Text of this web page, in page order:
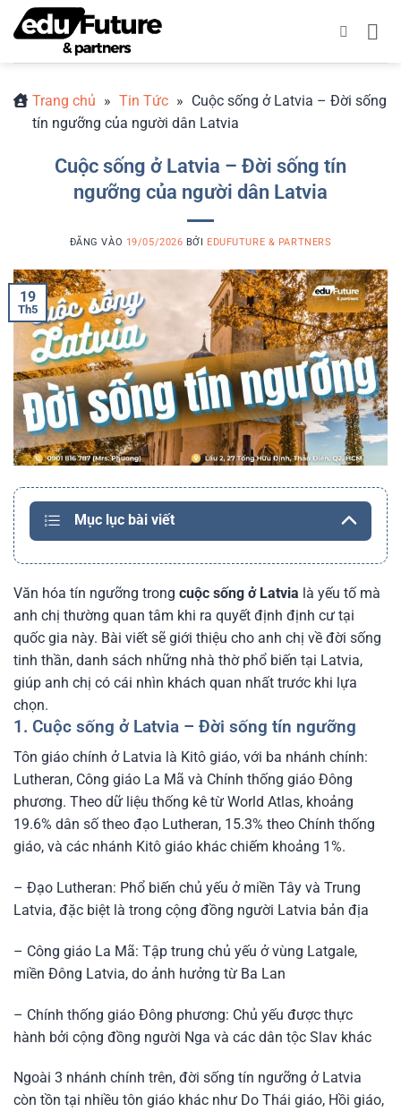
qua
Trang chủ » Tin Tức » Cuộc sống ở Latvia – Đời sống
tín ngưỡng của người dân Latvia
Cuộc sống ở Latvia – Đời sống tín
ngưỡng của người dân Latvia
ĐĂNG VÀO 19/05/2026 BỞI EDUFUTURE & PARTNERS
19
Th5
Mục lục bài viết
Văn hóa tín ngưỡng trong cuộc sống ở Latvia là yếu tố mà
anh chị thường quan tâm khi ra quyết định định cư tại
quốc gia này. Bài viết sẽ giới thiệu cho anh chị về đời sống
tinh thần, danh sách những nhà thờ phổ biến tại Latvia,
giúp anh chị có cái nhìn khách quan nhất trước khi lựa
chọn.
1. Cuộc sống ở Latvia – Đời sống tín ngưỡng
Tôn giáo chính ở Latvia là Kitô giáo, với ba nhánh chính:
Lutheran, Công giáo La Mã và Chính thống giáo Đông
phương. Theo dữ liệu thống kê từ World Atlas, khoảng
19.6% dân số theo đạo Lutheran, 15.3% theo Chính thống
giáo, và các nhánh Kitô giáo khác chiếm khoảng 1%.
– Đạo Lutheran: Phổ biến chủ yếu ở miền Tây và Trung
Latvia, đặc biệt là trong cộng đồng người Latvia bản địa
– Công giáo La Mã: Tập trung chủ yếu ở vùng Latgale,
miền Đông Latvia, do ảnh hưởng từ Ba Lan
– Chính thống giáo Đông phương: Chủ yếu được thực
hành bởi cộng đồng người Nga và các dân tộc Slav khác
Ngoài 3 nhánh chính trên, đời sống tín ngưỡng ở Latvia
còn tồn tại nhiều tôn giáo khác như Do Thái giáo, Hồi giáo,